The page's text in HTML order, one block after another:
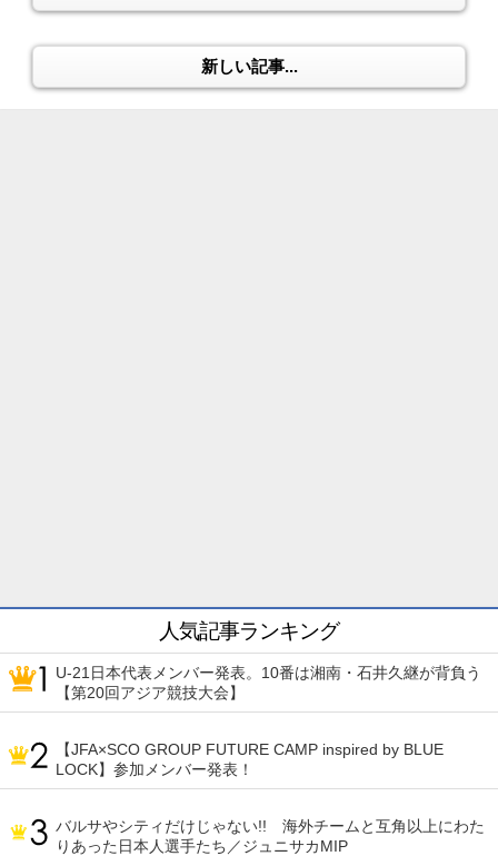
新しい記事...
人気記事ランキング
U-21日本代表メンバー発表。10番は湘南・石井久継が背負う
【第20回アジア競技大会】
【JFA×SCO GROUP FUTURE CAMP inspired by BLUE
LOCK】参加メンバー発表！
バルサやシティだけじゃない!! 海外チームと互角以上にわた
りあった日本人選手たち／ジュニサカMIP